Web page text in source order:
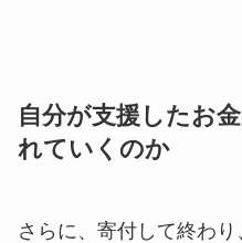
自分が支援したお
れていくのか
さらに、寄付して終わ